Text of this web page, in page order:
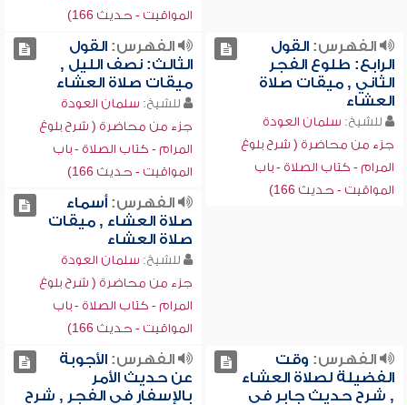
المواقيت - حديث 166)
الفهرس:القول
الرابع: طلوع الفجر
الثاني , ميقات صلاة
العشاء
للشيخ: سلمان العودة
جزء من محاضرة ( شرح بلوغ
المرام - كتاب الصلاة - باب
المواقيت - حديث 166)
الفهرس:القول
الثالث: نصف الليل ,
ميقات صلاة العشاء
للشيخ: سلمان العودة
جزء من محاضرة ( شرح بلوغ
المرام - كتاب الصلاة - باب
المواقيت - حديث 166)
الفهرس:أسماء
صلاة العشاء , ميقات
صلاة العشاء
للشيخ: سلمان العودة
جزء من محاضرة ( شرح بلوغ
المرام - كتاب الصلاة - باب
المواقيت - حديث 166)
الفهرس: وقت
الفضيلة لصلاة العشاء
, شرح حديث جابر في
الفهرس:الأجوبة
عن حديث الأمر
بالإسفار في الفجر , شرح